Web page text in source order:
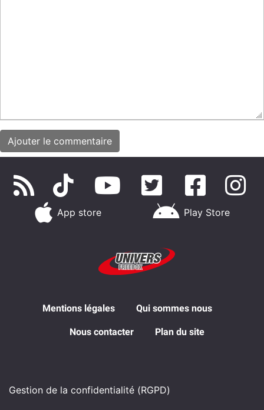
App store Play Store
Mentions légales Qui sommes nous
Nous contacter Plan du site
Gestion de la confidentialité (RGPD)